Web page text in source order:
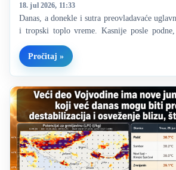
18. jul 2026, 11:33
Danas, a donekle i sutra preovladavaće
i tropski toplo vreme. Kasnije posle
očekuje se lokalna pojava pljuskova sa
Pročitaj »